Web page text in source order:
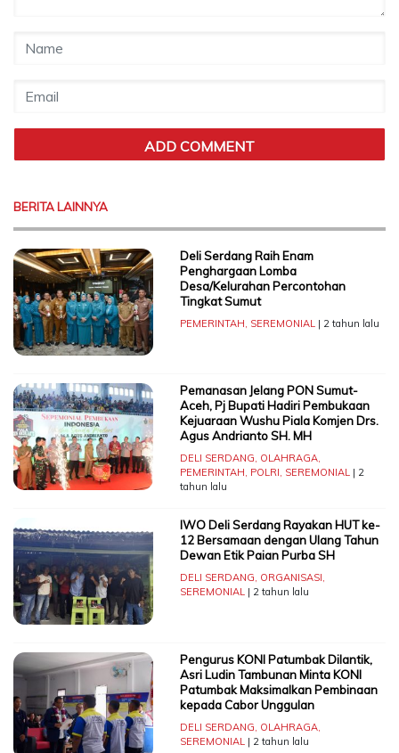
BERITA LAINNYA
Deli Serdang Raih Enam
Penghargaan Lomba
Desa/Kelurahan Percontohan
Tingkat Sumut
PEMERINTAH SEREMONIAL | 2 tahun lalu
Pemanasan Jelang PON Sumut-
Aceh, Pj Bupati Hadiri Pembukaan
Kejuaraan Wushu Piala Komjen Drs.
Agus Andrianto SH. MH
DELI SERDANG OLAHRAGA,
PEMERINTAH POLRI SEREMONIAL | 2
tahun lalu
IWO Deli Serdang Rayakan HUT ke-
12 Bersamaan dengan Ulang Tahun
Dewan Etik Paian Purba SH
DELI SERDANG ORGANISASI
SEREMONIAL | 2 tahun lalu
Pengurus KONI Patumbak Dilantik,
Asri Ludin Tambunan Minta KONI
Patumbak Maksimalkan Pembinaan
kepada Cabor Unggulan
DELI SERDANG OLAHRAGA,
SEREMONIAL | 2 tahun lalu